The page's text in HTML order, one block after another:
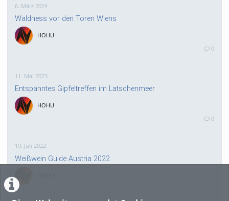
6. März 2024
Waldness vor den Toren Wiens
HOHU
0
11. Mai 2023
Entspanntes Gipfeltreffen im Latschenmeer
HOHU
0
19. Juli 2022
Weißwein Guide Austria 2022